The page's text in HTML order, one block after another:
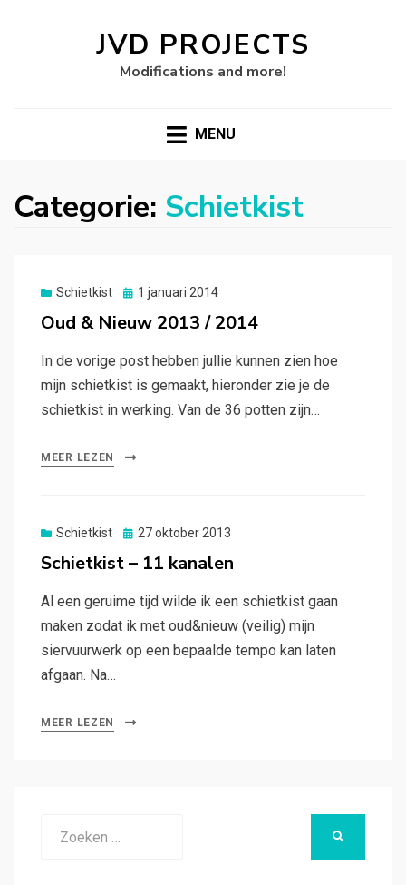
JVD PROJECTS
Modifications and more!
MENU
Categorie: Schietkist
Schietkist
Gepubliceerd
1 januari 2014
Oud & Nieuw 2013 / 2014
In de vorige post hebben jullie kunnen zien hoe
mijn schietkist is gemaakt, hieronder zie je de
schietkist in werking. Van de 36 potten zijn…
MEER LEZEN
Schietkist
Gepubliceerd
27 oktober 2013
Schietkist – 11 kanalen
Al een geruime tijd wilde ik een schietkist gaan
maken zodat ik met oud&nieuw (veilig) mijn
siervuurwerk op een bepaalde tempo kan laten
afgaan. Na…
MEER LEZEN
naar: